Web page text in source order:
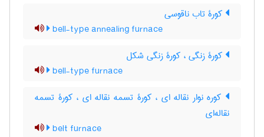
کورۀ تاب ناقوسی
bell-type annealing furnace
کورۀ زنگی ، کورۀ زنگی شکل
bell-type furnace
کوره نوار نقاله ای ، کورۀ تسمه نقاله ای ، کورۀ تسمه
نقاله‌ای
belt furnace